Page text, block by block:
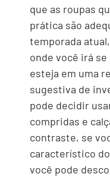
que as roupas
prática são
temporada
onde você irá
esteja em uma
sugestiva de
pode decidir
compridas e
contraste, se
característico
você pode